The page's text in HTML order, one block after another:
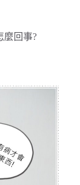
麼回事?